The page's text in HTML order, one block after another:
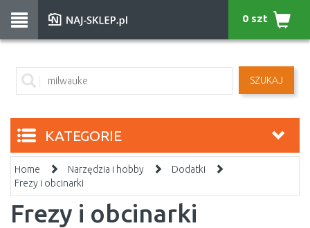
SZUKAJ
0 szt
KATEGORIE
Home Narzędzia i hobby
Dodatki
Frezy i obcinarki
Frezy i obcinarki